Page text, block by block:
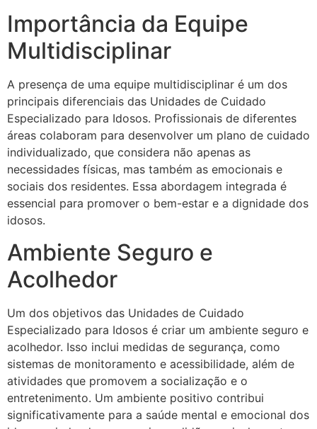
Importância da Equipe
Multidisciplinar
A presença de uma equipe multidisciplinar é um dos
principais diferenciais das Unidades de Cuidado
Especializado para Idosos. Profissionais de diferentes
áreas colaboram para desenvolver um plano de cuidado
individualizado, que considera não apenas as
necessidades físicas, mas também as emocionais e
sociais dos residentes. Essa abordagem integrada é
essencial para promover o bem-estar e a dignidade dos
idosos.
Ambiente Seguro e
Acolhedor
Um dos objetivos das Unidades de Cuidado
Especializado para Idosos é criar um ambiente seguro e
acolhedor. Isso inclui medidas de segurança, como
sistemas de monitoramento e acessibilidade, além de
atividades que promovem a socialização e o
entretenimento. Um ambiente positivo contribui
significativamente para a saúde mental e emocional dos